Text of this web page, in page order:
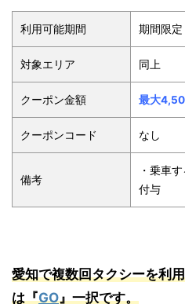
利用可能期間 期間限定
対象エリア 同上
クーポン金額 最大
クーポンコード なし
備考
・乗車
付与
愛知で複数回タクシーを利
は『GO』一択です。